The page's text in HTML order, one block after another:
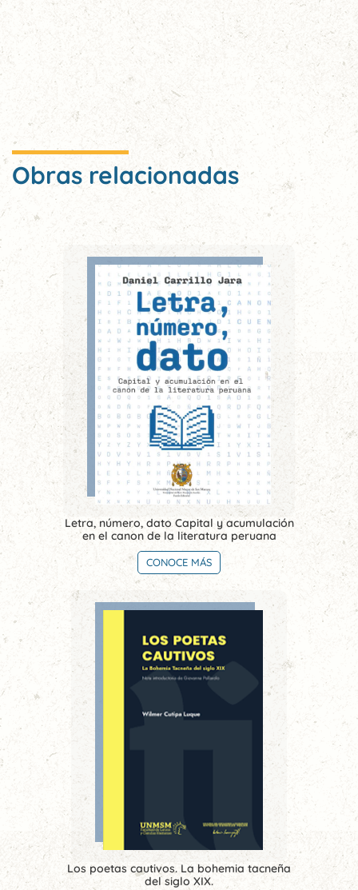
Obras relacionadas
Letra, número, dato Capital y acumulación
en el canon de la literatura peruana
CONOCE MÁS
Los poetas cautivos. La bohemia tacneña
del siglo XIX.